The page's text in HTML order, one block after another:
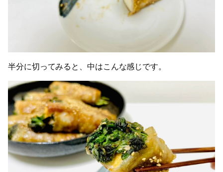
半分に切ってみると、中はこんな感じです。